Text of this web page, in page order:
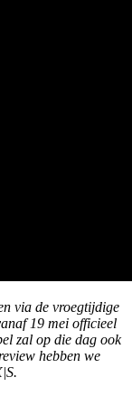
via de vroegtijdige
19 mei officieel
zal op die dag ook
hebben we